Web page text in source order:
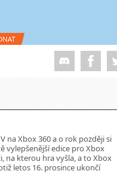
na Xbox 360 a o rok později si
vylepšenější edice pro Xbox
na kterou hra vyšla, a to Xbox
letos 16. prosince ukončí